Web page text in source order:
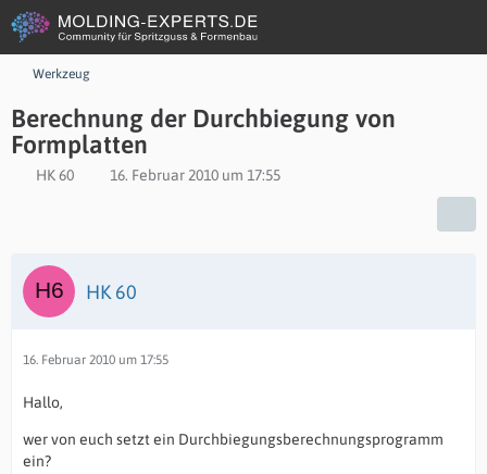
Werkzeug
Berechnung der Durchbiegung von
Formplatten
HK 60 16. Februar 2010 um 17:55
HK 60
16. Februar 2010 um 17:55
Hallo,
wer von euch setzt ein Durchbiegungsberechnungsprogramm
ein?